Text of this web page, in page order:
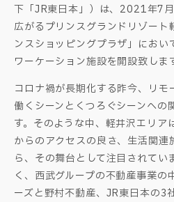
下「JR東日本」）は、2021年7
広がるプリンスグランドリゾート
ンスショッピングプラザ」におい
ワーケーション施設を開設致します
コロナ禍が長期化する昨今、リモ
働くシーンとくつろぐシーンへの
す。そのような中、軽井沢エリア
からのアクセスの良さ、生活関連
ら、その舞台として注目されてい
く、西武グループの不動産事業の
ーズと野村不動産、JR東日本の3